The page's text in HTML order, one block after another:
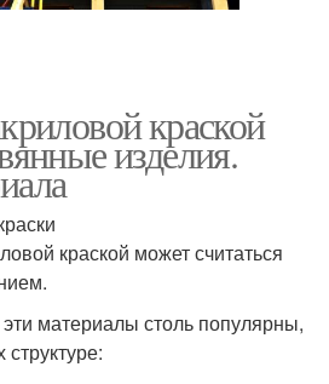
краской
изделия.
краской может считаться
материалы столь популярны,
структуре: